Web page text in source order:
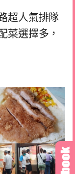
超人氣排隊
菜選擇多，